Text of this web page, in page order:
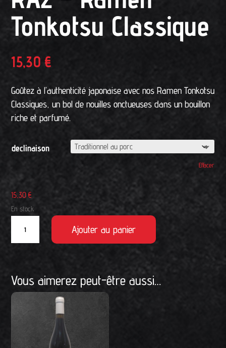
Tonkotsu Classique
15,30€
Goûtez à l’authenticité japonaise avec nos Ramen Tonkotsu
Classiques, un bol de nouilles onctueuses dans un bouillon
riche et parfumé.
declinaison
Effacer
15,30€
En stock
Ramen
Tonkotsu
Ajouter au panier
t
e
Vous aimerez peut-être aussi…